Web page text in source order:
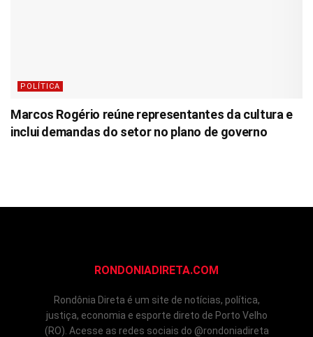
POLÍTICA
Marcos Rogério reúne representantes da cultura e
inclui demandas do setor no plano de governo
RONDONIADIRETA.COM
Rondônia Direta é um site de notícias, política,
justiça, economia e esporte direto de Porto Velho
(RO). Acesse as redes sociais do @rondoniadireta